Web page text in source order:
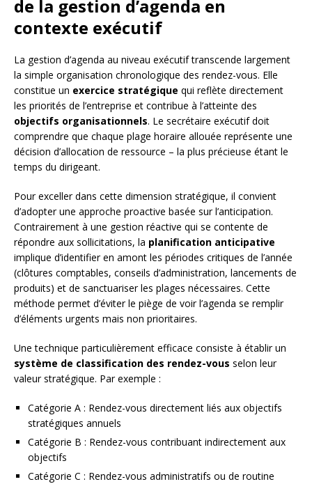
de la gestion d’agenda en
contexte exécutif
La gestion d’agenda au niveau exécutif transcende largement
la simple organisation chronologique des rendez-vous. Elle
constitue un exercice stratégique qui reflète directement
les priorités de l’entreprise et contribue à l’atteinte des
objectifs organisationnels. Le secrétaire exécutif doit
comprendre que chaque plage horaire allouée représente une
décision d’allocation de ressource – la plus précieuse étant le
temps du dirigeant.
Pour exceller dans cette dimension stratégique, il convient
d’adopter une approche proactive basée sur l’anticipation.
Contrairement à une gestion réactive qui se contente de
répondre aux sollicitations, la planification anticipative
implique d’identifier en amont les périodes critiques de l’année
(clôtures comptables, conseils d’administration, lancements de
produits) et de sanctuariser les plages nécessaires. Cette
méthode permet d’éviter le piège de voir l’agenda se remplir
d’éléments urgents mais non prioritaires.
Une technique particulièrement efficace consiste à établir un
système de classification des rendez-vous selon leur
valeur stratégique. Par exemple :
Catégorie A : Rendez-vous directement liés aux objectifs
stratégiques annuels
Catégorie B : Rendez-vous contribuant indirectement aux
objectifs
Catégorie C : Rendez-vous administratifs ou de routine